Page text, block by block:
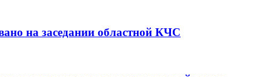
на заседании областной КЧС